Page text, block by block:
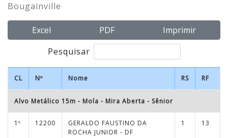
Bougainville
Excel PDF
Imprimir
Pesquisar
CL Nº Nome RS RF
Alvo Metálico 15m - Mola - Mira Aberta - Sênior
1º 12200
GERALDO FAUSTINO DA
ROCHA JUNIOR - DF
1 13